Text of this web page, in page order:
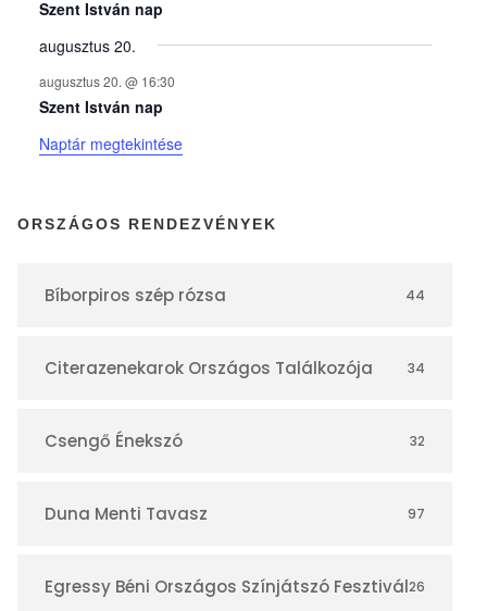
y
e
k
n
a
á
r
Szent István nap
augusztus 20.
augusztus 20. @ 16:30
Szent István nap
Naptár megtekintése
ORSZÁGOS RENDEZVÉNYEK
Bíborpiros szép rózsa 44
Citerazenekarok Országos Találkozója 34
Csengő Énekszó 32
Duna Menti Tavasz 97
Egressy Béni Országos Színjátszó Fesztivál26